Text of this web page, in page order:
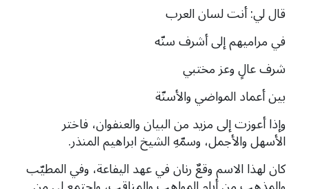
قال لي: أنت لسان العرب
في مراميهم إلى أشرف سنّه
شرف عالٍ وعز مختبي
بين أعماد المواضي والأسنّة
وإذا أعوزت إلى مزيد من البيان والعنفوان، فاختر
الأسهل والأجمل، وسمّهِ الشيخ ابراهيم المنذر.
كان لهذا الاسم وقعٌ رنان في عهد اليفاعة، وفي المطيّب